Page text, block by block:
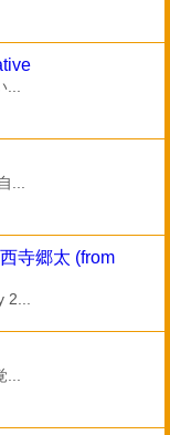
...
寺郷太 (from